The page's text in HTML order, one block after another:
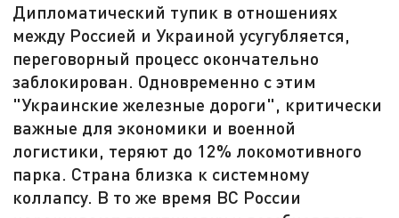
Дипломатический тупик в отношениях
между Россией и Украиной усугубляется,
переговорный процесс окончательно
заблокирован. Одновременно с этим
"Украинские железные дороги", критически
важные для экономики и военной
логистики, теряют до 12% локомотивного
парка. Страна близка к системному
коллапсу. В то же время ВС России